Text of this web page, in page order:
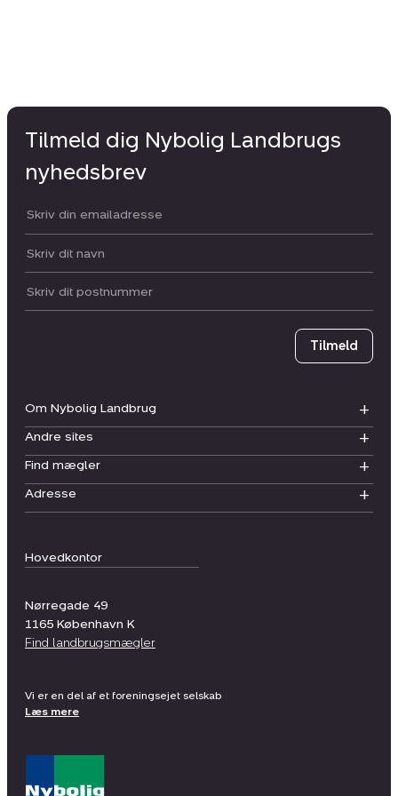
Hovedkontor
Nørregade 49
1165 København K
Find landbrugsmægler
Om Nybolig Landbrug
Andre sites
Find mægler
Adresse
Tilmeld dig Nybolig Landbrugs
nyhedsbrev
Din email:
Dit navn:
Postnummer
Tilmeld
Vi er en del af et foreningsejet selskab
Læs mere